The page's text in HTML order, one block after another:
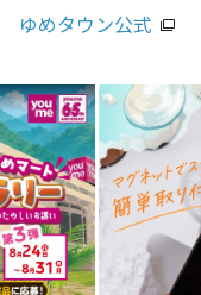
ゆめタウン公式